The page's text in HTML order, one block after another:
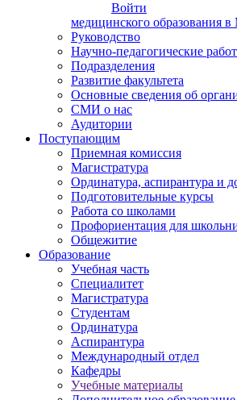
Войти
медицинского образования
Руководство
Научно-педагогические
Подразделения
Развитие факультета
Основные сведения об
СМИ о нас
Аудитории
Поступающим
Приемная комиссия
Магистратура
Ординатура, аспирантура и
Подготовительные курсы
Работа со школами
Профориентация для
Общежитие
Образование
Учебная часть
Специалитет
Магистратура
Студентам
Ординатура
Аспирантура
Международный отдел
Кафедры
Учебные материалы